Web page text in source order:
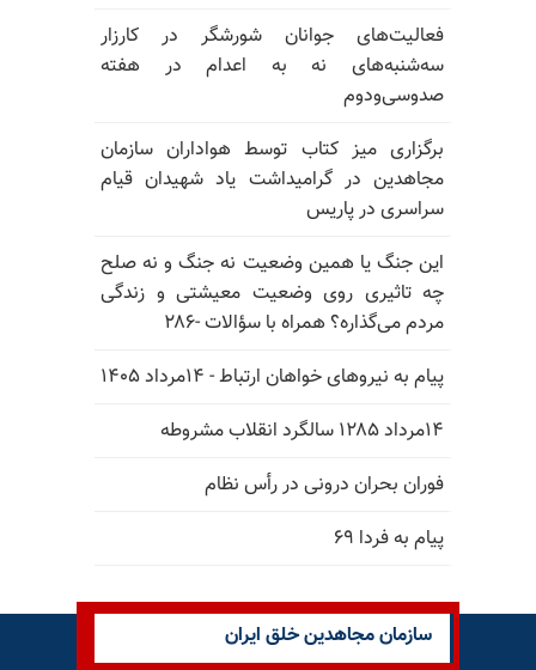
فعالیت‌های جوانان شورشگر در کارزار
سه‌شنبه‌های نه به اعدام در هفته
صدوسی‌و‌دوم
برگزاری میز کتاب توسط هواداران سازمان
مجاهدین در گرامیداشت یاد شهیدان قیام
سراسری در پاریس
این جنگ یا همین وضعیت نه جنگ و نه صلح
چه تاثیری روی وضعیت معیشتی و زندگی
مردم می‌گذاره؟ همراه با سؤالات -۲۸۶
پیام به نیروهای خواهان ارتباط - ۱۴مرداد ۱۴۰۵
۱۴مرداد ۱۲۸۵ سالگرد انقلاب مشروطه
فوران بحران درونی در رأس نظام
پیام به فردا ۶۹
سازمان مجاهدین خلق ایران